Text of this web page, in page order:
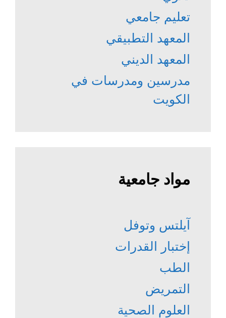
تعليم جامعي
المعهد التطبيقي
المعهد الديني
مدرسين ومدرسات في
الكويت
مواد جامعية
آيلتس وتوفل
إختبار القدرات
الطب
التمريض
العلوم الصحية